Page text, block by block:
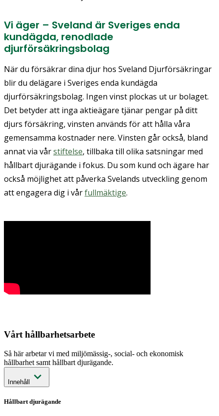
Vi äger – Sveland är Sveriges enda
kundägda, renodlade
djurförsäkringsbolag
När du försäkrar dina djur hos Sveland Djurförsäkringar
blir du delägare i Sveriges enda kundägda
djurförsäkringsbolag. Ingen vinst plockas ut ur bolaget.
Det betyder att inga aktieägare tjänar pengar på ditt
djurs försäkring, vinsten används för att hålla våra
gemensamma kostnader nere. Vinsten går också, bland
annat via vårstiftelse, tillbaka till olika satsningar med
hållbart djurägande i fokus. Du som kund och ägare har
också möjlighet att påverka Svelands utveckling genom
att engagera dig i vårfullmäktige.
Vårt hållbarhetsarbete
Så här arbetar vi med miljömässig-, social- och ekonomisk
hållbarhet samt hållbart djurägande.
Innehåll
Hållbart djurägande